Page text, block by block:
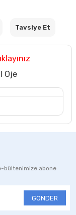
Tavsiye Et
Oje
bültenimize abone
GÖNDER